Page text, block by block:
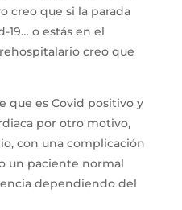
creo que si la parada
19… o estás en el
creo que
que es Covid positivo y
por otro motivo,
con una complicación
un paciente normal
dependiendo del